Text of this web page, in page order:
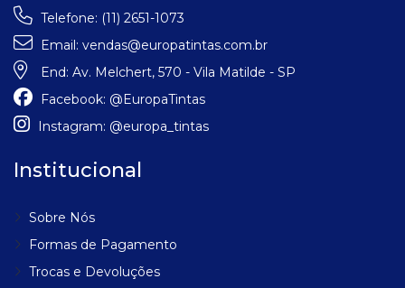
Telefone: (11) 2651-1073
Email: vendas@europatintas.com.br
End: Av. Melchert, 570 - Vila Matilde - SP
Facebook: @EuropaTintas
Instagram: @europa_tintas
Institucional
Sobre Nós
Formas de Pagamento
Trocas e Devoluções